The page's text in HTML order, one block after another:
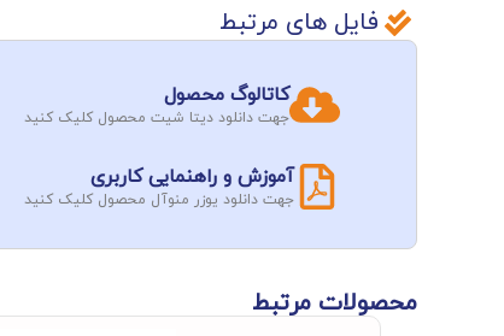
فایل های مرتبط
کاتالوگ محصول
جهت دانلود دیتا شیت محصول کلیک کنید
آموزش و راهنمایی کاربری
جهت دانلود یوزر منوآل محصول کلیک کنید
محصولات مرتبط